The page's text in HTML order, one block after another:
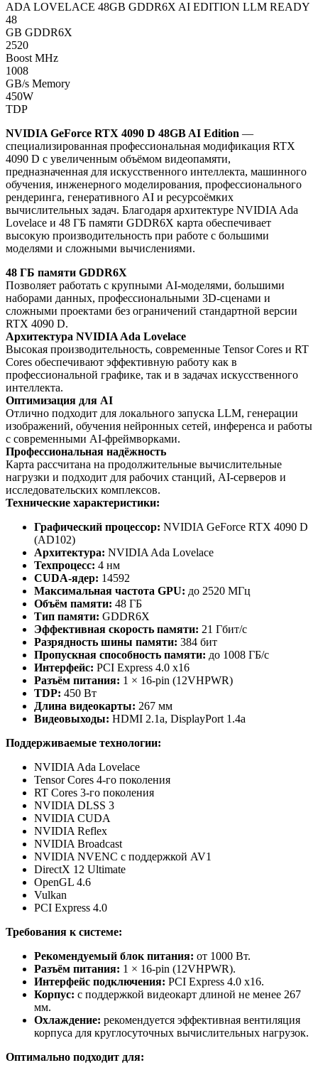
ADA LOVELACE 48GB GDDR6X AI EDITION LLM READY
48
GB GDDR6X
2520
Boost MHz
1008
GB/s Memory
450W
TDP
NVIDIA GeForce RTX 4090 D 48GB AI Edition —
специализированная профессиональная модификация RTX
4090 D с увеличенным объёмом видеопамяти,
предназначенная для искусственного интеллекта, машинного
обучения, инженерного моделирования, профессионального
рендеринга, генеративного AI и ресурсоёмких
вычислительных задач. Благодаря архитектуре NVIDIA Ada
Lovelace и 48 ГБ памяти GDDR6X карта обеспечивает
высокую производительность при работе с большими
моделями и сложными вычислениями.
48 ГБ памяти GDDR6X
Позволяет работать с крупными AI-моделями, большими
наборами данных, профессиональными 3D-сценами и
сложными проектами без ограничений стандартной версии
RTX 4090 D.
Архитектура NVIDIA Ada Lovelace
Высокая производительность, современные Tensor Cores и RT
Cores обеспечивают эффективную работу как в
профессиональной графике, так и в задачах искусственного
интеллекта.
Оптимизация для AI
Отлично подходит для локального запуска LLM, генерации
изображений, обучения нейронных сетей, инференса и работы
с современными AI-фреймворками.
Профессиональная надёжность
Карта рассчитана на продолжительные вычислительные
нагрузки и подходит для рабочих станций, AI-серверов и
исследовательских комплексов.
Технические характеристики:
Графический процессор: NVIDIA GeForce RTX 4090 D
(AD102)
Архитектура: NVIDIA Ada Lovelace
Техпроцесс: 4 нм
CUDA-ядер: 14592
Максимальная частота GPU: до 2520 МГц
Объём памяти: 48 ГБ
Тип памяти: GDDR6X
Эффективная скорость памяти: 21 Гбит/с
Разрядность шины памяти: 384 бит
Пропускная способность памяти: до 1008 ГБ/с
Интерфейс: PCI Express 4.0 x16
Разъём питания: 1 × 16-pin (12VHPWR)
TDP: 450 Вт
Длина видеокарты: 267 мм
Видеовыходы: HDMI 2.1a, DisplayPort 1.4a
Поддерживаемые технологии:
NVIDIA Ada Lovelace
Tensor Cores 4-го поколения
RT Cores 3-го поколения
NVIDIA DLSS 3
NVIDIA CUDA
NVIDIA Reflex
NVIDIA Broadcast
NVIDIA NVENC с поддержкой AV1
DirectX 12 Ultimate
OpenGL 4.6
Vulkan
PCI Express 4.0
Требования к системе:
Рекомендуемый блок питания: от 1000 Вт.
Разъём питания: 1 × 16-pin (12VHPWR).
Интерфейс подключения: PCI Express 4.0 x16.
Корпус: с поддержкой видеокарт длиной не менее 267
мм.
Охлаждение: рекомендуется эффективная вентиляция
корпуса для круглосуточных вычислительных нагрузок.
Оптимально подходит для: